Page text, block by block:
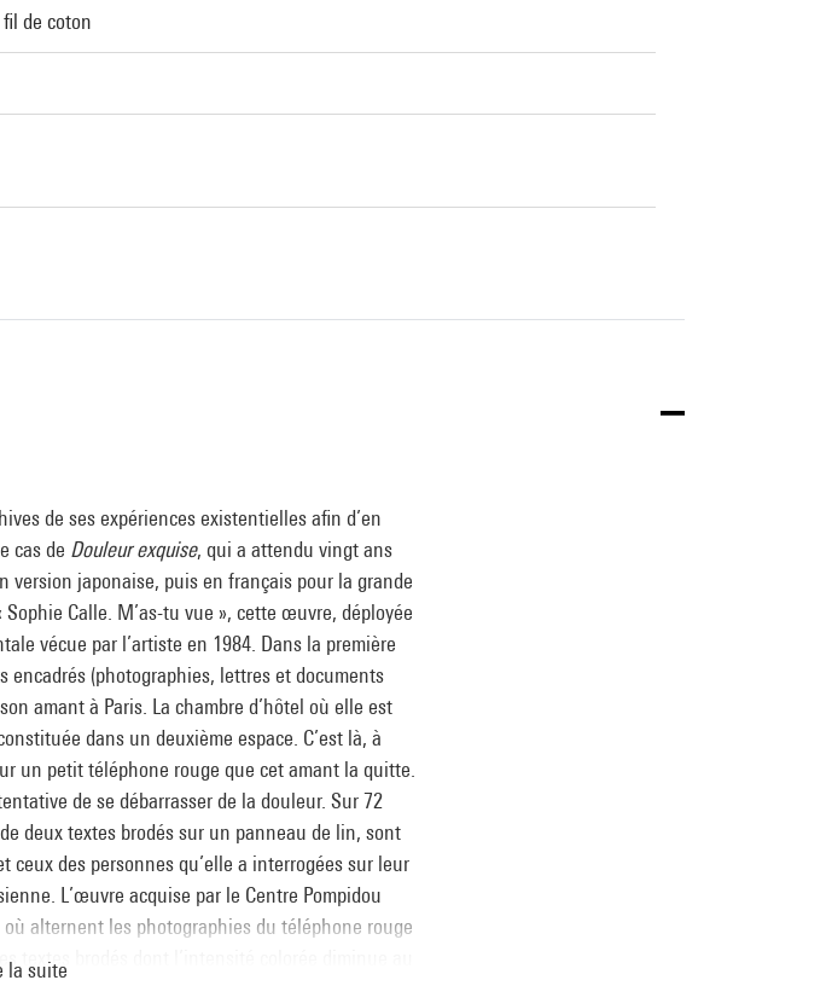
de coton
de ses expériences existentielles afin d’en
cas de Douleur exquise, qui a attendu vingt ans
version japonaise, puis en français pour la grande
Calle. M’as-tu vue », cette œuvre, déployée
vécue par l’artiste en 1984. Dans la première
encadrés (photographies, lettres et documents
amant à Paris. La chambre d’hôtel où elle est
dans un deuxième espace. C’est là, à
un petit téléphone rouge que cet amant la quitte.
de se débarrasser de la douleur. Sur 72
deux textes brodés sur un panneau de lin, sont
ceux des personnes qu’elle a interrogées sur leur
L’œuvre acquise par le Centre Pompidou
alternent les photographies du téléphone rouge
textes brodés dont l’intensité colorée diminue au
la suite